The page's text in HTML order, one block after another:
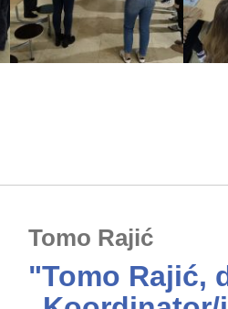
Tomo Rajić
"Tomo Rajić,